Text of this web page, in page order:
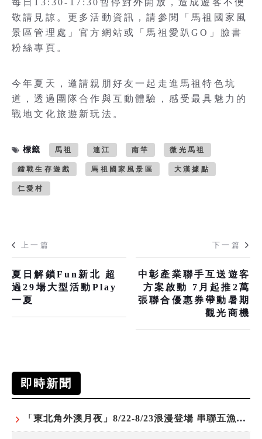
每日13:30-17:30暫停對外開放，造成遊客不便
敬請見諒。更多活動資訊，請參閱「馬祖國家風
景區管理處」官方網站或「馬祖愛趴GO」臉書
粉絲專頁。
今年夏天，邀請親朋好友一起走進馬祖特色坑
道，透過團隊合作與互動體驗，感受最具魅力的
戰地文化旅遊新玩法。
標籤 馬祖 連江 南竿 微光馬祖
鐳戰生存遊戲 馬祖國家風景區 大漢據點
仁愛村
上一篇
夏日解鎖Fun新北 超
過29場大型活動Play
一夏
下一篇
中彰產業聯手互送遊客
方案啟動 7月起推2萬
張聯合優惠券帶動暑期
觀光商機
即時新聞
「東北角外澳月夜」8/22-8/23浪漫登場 串聯五漁村、音樂、市集、火舞與慢旅共度夏夜